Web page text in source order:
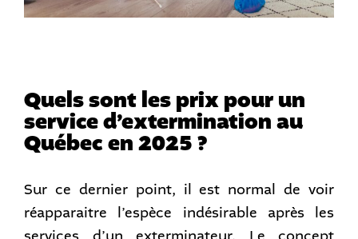
Quels sont les prix pour un
service d’extermination au
Québec en 2025 ?
Sur ce dernier point, il est normal de voir
réapparaitre l’espèce indésirable après les